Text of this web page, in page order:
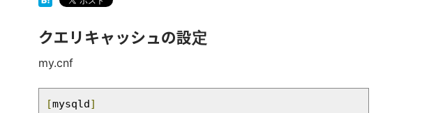
クエリキャッシュの設定
my.cnf
[mysqld]